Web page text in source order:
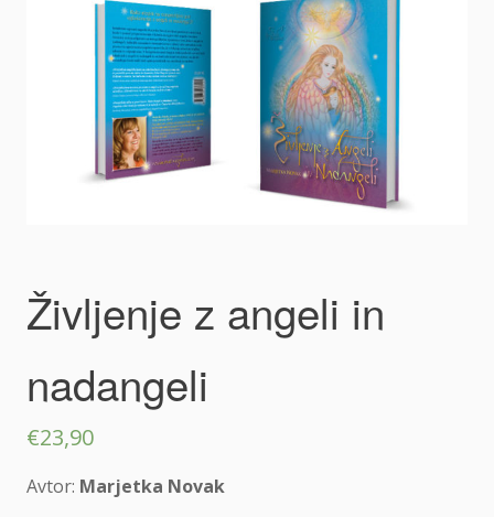
Življenje z angeli in
nadangeli
€23,90
Avtor: Marjetka Novak